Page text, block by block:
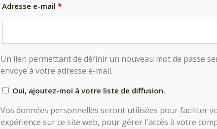
Adresse e-mail *
Un lien permettant de définir un nouveau mot de passe
envoyé à votre adresse e-mail.
Oui, ajoutez-moi à votre liste de diffusion.
Vos données personnelles seront utilisées pour faciliter
expérience sur ce site web, pour gérer l'accès à votre